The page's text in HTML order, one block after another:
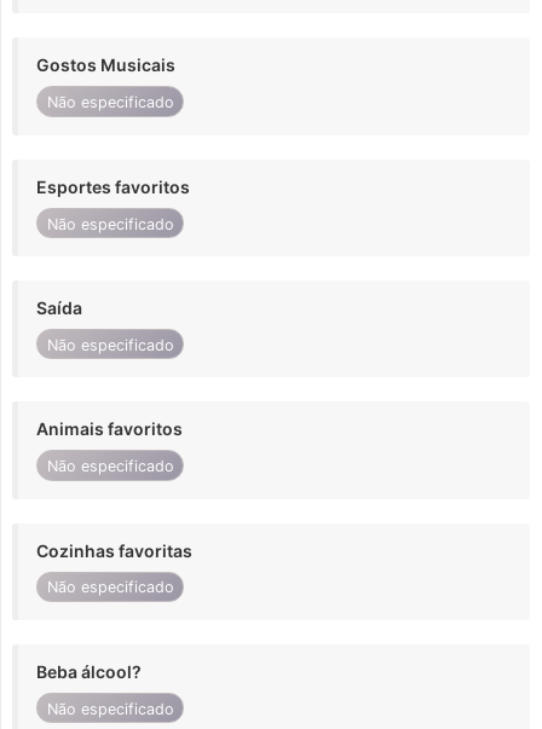
Gostos Musicais
Não especificado
Esportes favoritos
Não especificado
Saída
Não especificado
Animais favoritos
Não especificado
Cozinhas favoritas
Não especificado
Beba álcool?
Não especificado